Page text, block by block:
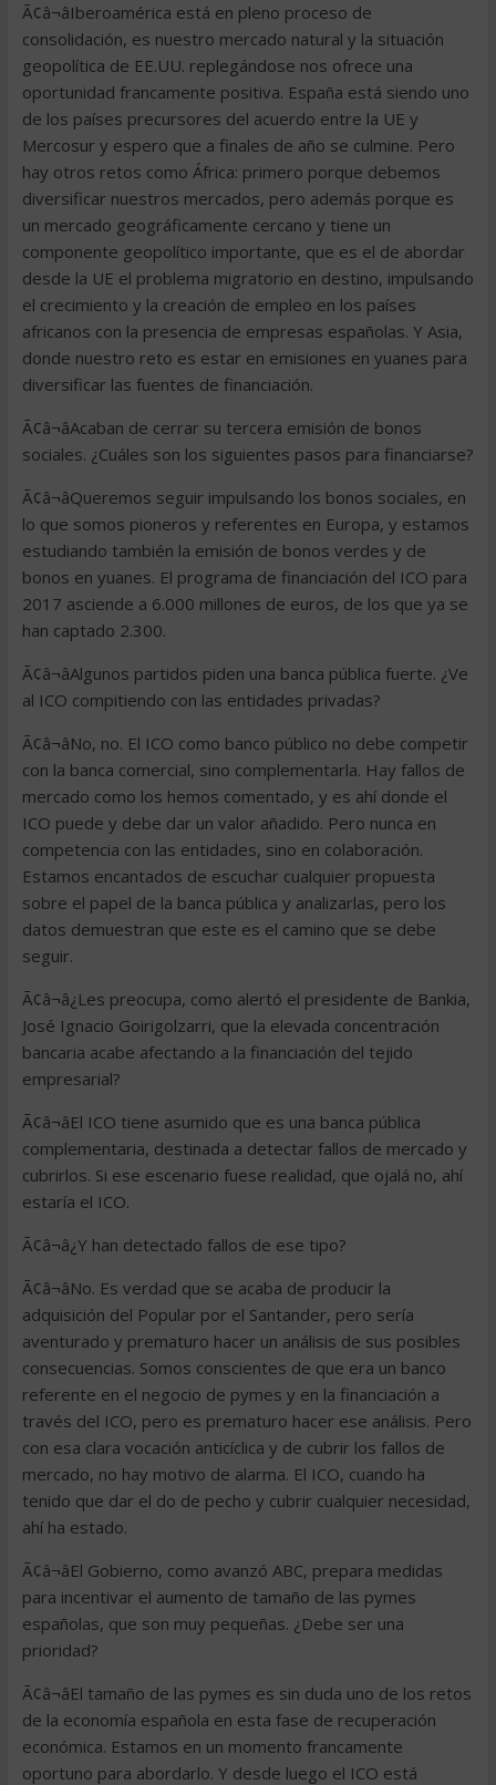
Ã¢â¬âIberoamérica está en pleno proceso de
consolidación, es nuestro mercado natural y la situación
geopolítica de EE.UU. replegándose nos ofrece una
oportunidad francamente positiva. España está siendo uno
de los países precursores del acuerdo entre la UE y
Mercosur y espero que a finales de año se culmine. Pero
hay otros retos como África: primero porque debemos
diversificar nuestros mercados, pero además porque es
un mercado geográficamente cercano y tiene un
componente geopolítico importante, que es el de abordar
desde la UE el problema migratorio en destino, impulsando
el crecimiento y la creación de empleo en los países
africanos con la presencia de empresas españolas. Y Asia,
donde nuestro reto es estar en emisiones en yuanes para
diversificar las fuentes de financiación.
Ã¢â¬âAcaban de cerrar su tercera emisión de bonos
sociales. ¿Cuáles son los siguientes pasos para financiarse?
Ã¢â¬âQueremos seguir impulsando los bonos sociales, en
lo que somos pioneros y referentes en Europa, y estamos
estudiando también la emisión de bonos verdes y de
bonos en yuanes. El programa de financiación del ICO para
2017 asciende a 6.000 millones de euros, de los que ya se
han captado 2.300.
Ã¢â¬âAlgunos partidos piden una banca pública fuerte. ¿Ve
al ICO compitiendo con las entidades privadas?
Ã¢â¬âNo, no. El ICO como banco público no debe competir
con la banca comercial, sino complementarla. Hay fallos de
mercado como los hemos comentado, y es ahí donde el
ICO puede y debe dar un valor añadido. Pero nunca en
competencia con las entidades, sino en colaboración.
Estamos encantados de escuchar cualquier propuesta
sobre el papel de la banca pública y analizarlas, pero los
datos demuestran que este es el camino que se debe
seguir.
Ã¢â¬â¿Les preocupa, como alertó el presidente de Bankia,
José Ignacio Goirigolzarri, que la elevada concentración
bancaria acabe afectando a la financiación del tejido
empresarial?
Ã¢â¬âEl ICO tiene asumido que es una banca pública
complementaria, destinada a detectar fallos de mercado y
cubrirlos. Si ese escenario fuese realidad, que ojalá no, ahí
estaría el ICO.
Ã¢â¬â¿Y han detectado fallos de ese tipo?
Ã¢â¬âNo. Es verdad que se acaba de producir la
adquisición del Popular por el Santander, pero sería
aventurado y prematuro hacer un análisis de sus posibles
consecuencias. Somos conscientes de que era un banco
referente en el negocio de pymes y en la financiación a
través del ICO, pero es prematuro hacer ese análisis. Pero
con esa clara vocación anticíclica y de cubrir los fallos de
mercado, no hay motivo de alarma. El ICO, cuando ha
tenido que dar el do de pecho y cubrir cualquier necesidad,
ahí ha estado.
Ã¢â¬âEl Gobierno, como avanzó ABC, prepara medidas
para incentivar el aumento de tamaño de las pymes
españolas, que son muy pequeñas. ¿Debe ser una
prioridad?
Ã¢â¬âEl tamaño de las pymes es sin duda uno de los retos
de la economía española en esta fase de recuperación
económica. Estamos en un momento francamente
oportuno para abordarlo. Y desde luego el ICO está